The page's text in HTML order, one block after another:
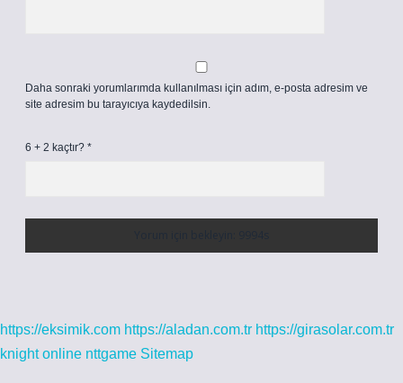
Daha sonraki yorumlarımda kullanılması için adım, e-posta adresim ve
site adresim bu tarayıcıya kaydedilsin.
6 + 2 kaçtır? *
https://eksimik.com https://aladan.com.tr https://girasolar.com.tr
knight online nttgame Sitemap